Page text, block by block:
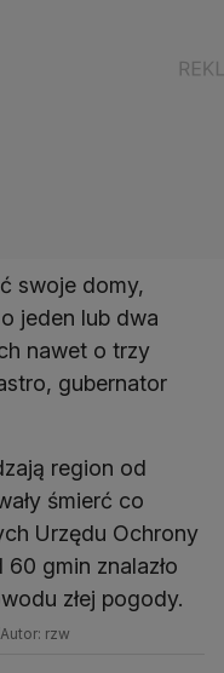
swoje domy,
jeden lub dwa
nawet o trzy
gubernator
region od
śmierć co
Urzędu Ochrony
gmin znalazło
złej pogody.
rzw